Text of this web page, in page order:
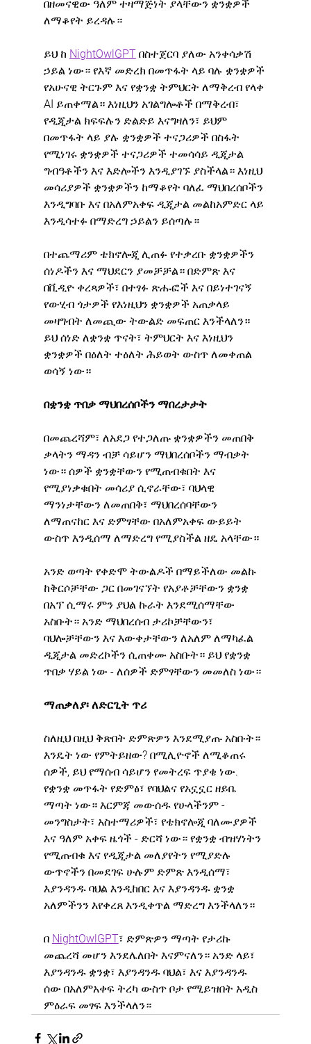
በዘመናዊው ዓለም ተዛማጅነት ያላቸውን ቋንቋዎች
ለማቆየት ይረዳሉ።
ይህ ከ NightOwlGPT በስተጀርባ ያለው አንቀሳቃሽ
ኃይል ነው። የእኛ መድረክ በመጥፋት ላይ ባሉ ቋንቋዎች
የአሁናዊ ትርጉም እና የቋንቋ ትምህርት ለማቅረብ የላቀ
AI ይጠቀማል። እነዚህን አገልግሎቶች በማቅረብ፣
የዲጂታል ክፍፍሉን ድልድይ እናግዛለን፣ ይህም
በመጥፋት ላይ ያሉ ቋንቋዎች ተናጋሪዎች በስፋት
የሚነገሩ ቋንቋዎች ተናጋሪዎች ተመሳሳይ ዲጂታል
ግብዓቶችን እና እድሎችን እንዲያገኙ ያስችላል። እነዚህ
መሳሪያዎች ቋንቋዎችን ከማቆየት ባለፈ ማህበረሰቦችን
እንዲግባቡ እና በአለምአቀፍ ዲጂታል መልከአምድር ላይ
እንዲሳተፉ በማድረግ ኃይልን ይሰጣሉ።
በተጨማሪም ቴክኖሎጂ ሊጠፉ የተቃረቡ ቋንቋዎችን
ሰነዶችን እና ማህደርን ያመቻቻል። በድምጽ እና
በቪዲዮ ቀረጻዎች፣ በተፃፉ ጽሑፎች እና በይነተገናኝ
የውሂብ ጎታዎች የእነዚህን ቋንቋዎች አጠቃላይ
መዛግብት ለመጪው ትውልድ መፍጠር እንችላለን።
ይህ ሰነድ ለቋንቋ ጥናት፣ ትምህርት እና እነዚህን
ቋንቋዎች በዕለት ተዕለት ሕይወት ውስጥ ለመቀጠል
ወሳኝ ነው።
በቋንቋ ጥበቃ ማህበረሰቦችን ማበረታታት
በመጨረሻም፣ ለአደጋ የተጋለጡ ቋንቋዎችን መጠበቅ
ቃላትን ማዳን ብቻ ሳይሆን ማህበረሰቦችን ማብቃት
ነው። ሰዎች ቋንቋቸውን የሚጠብቁበት እና
የሚያነቃቁበት መሳሪያ ሲኖራቸው፣ ባህላዊ
ማንነታቸውን ለመጠበቅ፣ ማህበረሰባቸውን
ለማጠናከር እና ድምፃቸው በአለምአቀፍ ውይይት
ውስጥ እንዲሰማ ለማድረግ የሚያስችል ዘዴ አላቸው።
አንድ ወጣት የቀድሞ ትውልዶች በማይችለው መልኩ
ከቅርሶቻቸው ጋር በመገናኘት የአያቶቻቸውን ቋንቋ
በአፕ ሲማሩ ምን ያህል ኩራት እንደሚሰማቸው
አስቡት። አንድ ማህበረሰብ ታሪኮቻቸውን፣
ባህሎቻቸውን እና እውቀታቸውን ለአለም ለማካፈል
ዲጂታል መድረኮችን ሲጠቀሙ አስቡት። ይህ የቋንቋ
ጥበቃ ሃይል ነው - ለሰዎች ድምፃቸውን መመለስ ነው።
ማጠቃለያ፡ ለድርጊት ጥሪ
ስለዚህ በዚህ ቅጽበት ድምጽዎን እንደሚያጡ አስቡት።
እንዴት ነው የምትይዘው? በሚሊዮኖች ለሚቆጠሩ
ሰዎች, ይህ የማሰብ ሳይሆን የመትረፍ ጥያቄ ነው.
የቋንቋ መጥፋት የድምፅ፣ የባህልና የአኗኗር ዘይቤ
ማጣት ነው። እርምጃ መውሰዱ የሁላችንም -
መንግስታት፣ አስተማሪዎች፣ የቴክኖሎጂ ባለሙያዎች
እና ዓለም አቀፍ ዜጎች - ድርሻ ነው። የቋንቋ ብዝሃነትን
የሚጠብቁ እና የዲጂታል መለያየትን የሚያድሉ
ውጥኖችን በመደገፍ ሁሉም ድምጽ እንዲሰማ፣
እያንዳንዱ ባህል እንዲከበር እና እያንዳንዱ ቋንቋ
አለምችንን እየቀረጸ እንዲቀጥል ማድረግ እንችላለን።
በ NightOwlGPT፣ ድምጽዎን ማጣት የታሪኩ
መጨረሻ መሆን እንደሌለበት እናምናለን። አንድ ላይ፣
እያንዳንዱ ቋንቋ፣ እያንዳንዱ ባህል፣ እና እያንዳንዱ
ሰው በአለምአቀፍ ትረካ ውስጥ ቦታ የሚይዝበት አዲስ
ምዕራፍ መፃፍ እንችላለን።